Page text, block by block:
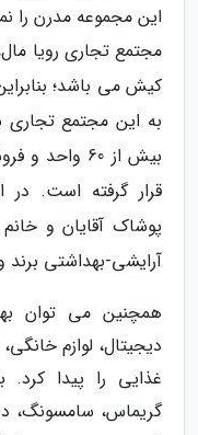
این مجموعه مدرن را
مجتمع تجاری رویا
کیش می باشد؛
به این مجتمع تجاری
قرار گرفته است. در
پوشاک آقایان و
آرایشی-بهداشتی
همچنین می توان
دیجیتال، لوازم
غذایی را پیدا کرد.
گریماس، سامسونگ،